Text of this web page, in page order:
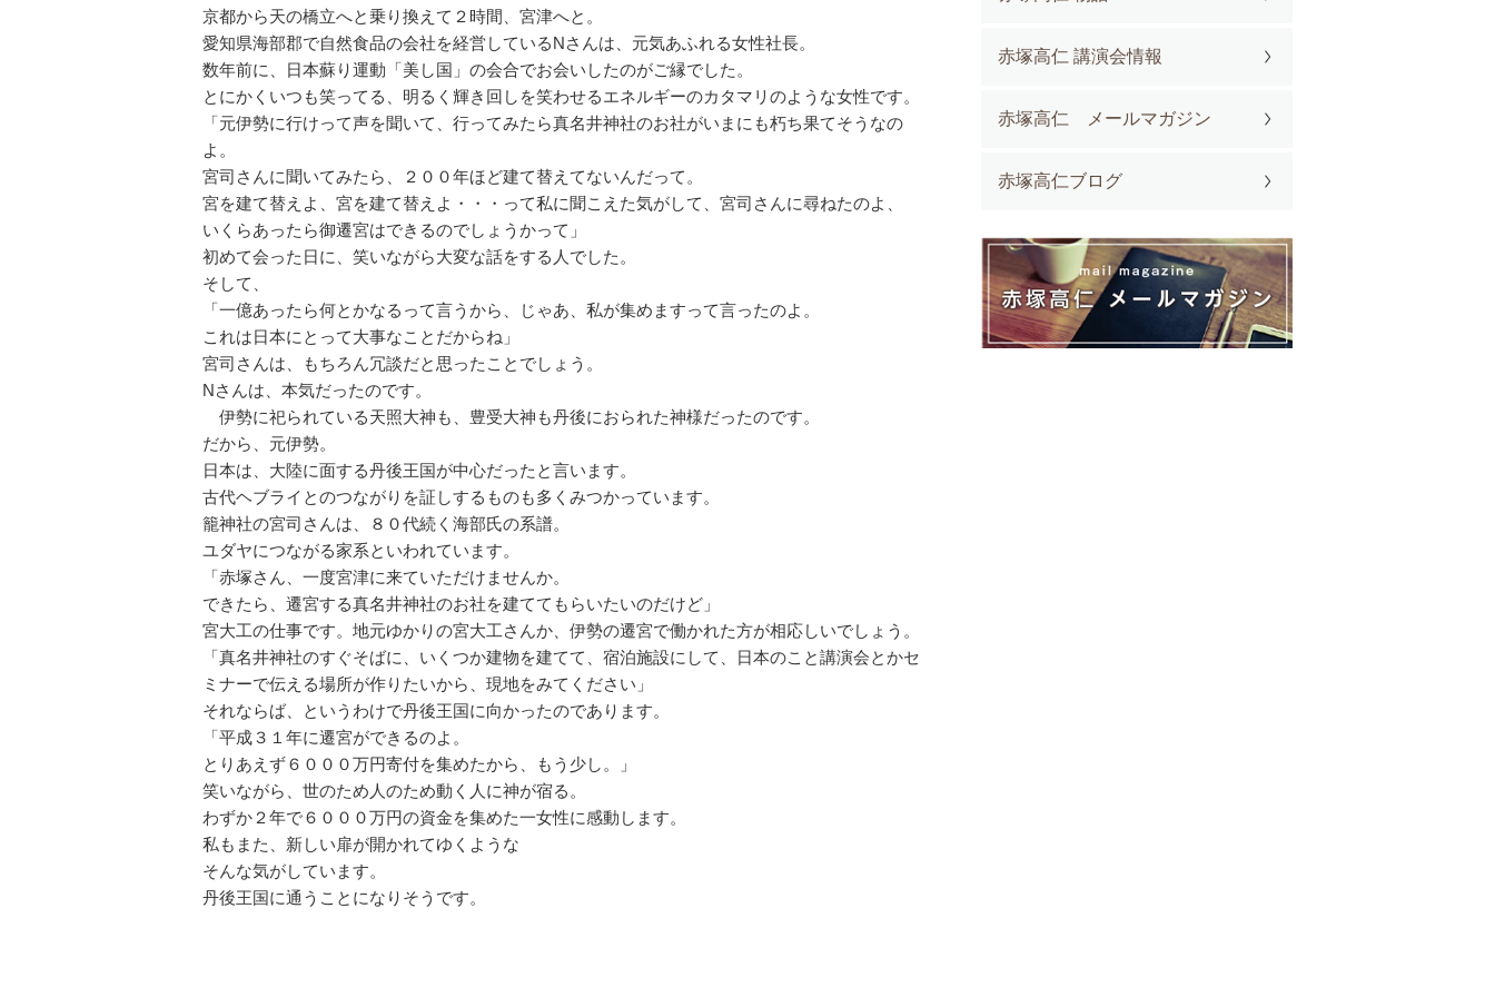
京都から天の橋立へと乗り換えて２時間、宮津へと。
愛知県海部郡で自然食品の会社を経営しているNさんは、元気あふれる女性社長。
数年前に、日本蘇り運動「美し国」の会合でお会いしたのがご縁でした。
とにかくいつも笑ってる、明るく輝き回しを笑わせるエネルギーのカタマリのような女性です。
「元伊勢に行けって声を聞いて、行ってみたら真名井神社のお社がいまにも朽ち果てそうなの
よ。
宮司さんに聞いてみたら、２００年ほど建て替えてないんだって。
宮を建て替えよ、宮を建て替えよ・・・って私に聞こえた気がして、宮司さんに尋ねたのよ、
いくらあったら御遷宮はできるのでしょうかって」
初めて会った日に、笑いながら大変な話をする人でした。
そして、
「一億あったら何とかなるって言うから、じゃあ、私が集めますって言ったのよ。
これは日本にとって大事なことだからね」
宮司さんは、もちろん冗談だと思ったことでしょう。
Nさんは、本気だったのです。
伊勢に祀られている天照大神も、豊受大神も丹後におられた神様だったのです。
だから、元伊勢。
日本は、大陸に面する丹後王国が中心だったと言います。
古代ヘブライとのつながりを証しするものも多くみつかっています。
籠神社の宮司さんは、８０代続く海部氏の系譜。
ユダヤにつながる家系といわれています。
「赤塚さん、一度宮津に来ていただけませんか。
できたら、遷宮する真名井神社のお社を建ててもらいたいのだけど」
宮大工の仕事です。地元ゆかりの宮大工さんか、伊勢の遷宮で働かれた方が相応しいでしょう。
「真名井神社のすぐそばに、いくつか建物を建てて、宿泊施設にして、日本のこと講演会とかセ
ミナーで伝える場所が作りたいから、現地をみてください」
それならば、というわけで丹後王国に向かったのであります。
「平成３１年に遷宮ができるのよ。
とりあえず６０００万円寄付を集めたから、もう少し。」
笑いながら、世のため人のため動く人に神が宿る。
わずか２年で６０００万円の資金を集めた一女性に感動します。
私もまた、新しい扉が開かれてゆくような
そんな気がしています。
丹後王国に通うことになりそうです。
赤塚高仁 講演会情報
赤塚高仁 メールマガジン
赤塚高仁ブログ